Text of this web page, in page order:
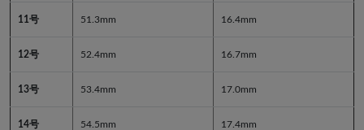
11号 51.3mm 16.4mm
12号 52.4mm 16.7mm
13号 53.4mm 17.0mm
14号 54.5mm 17.4mm